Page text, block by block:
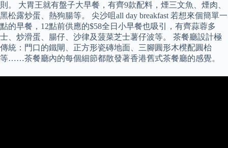
則。 大胃王就有盤子大早餐，有齊9款配料，煙三文魚、煙肉、
黑松露炒蛋、熱狗腸等。 尖沙咀all day breakfast 若想來個簡單一
點的早餐，12點前供應的$58全日小早餐也吸引，有齊蒜蓉多
士、炒滑蛋、腸仔、沙律及菠菜芝士薯仔波等。 茶餐廳設計極
傳統：門口的鐵閘、正方形瓷磚地面、三腳圓形木櫈配圓枱
等……茶餐廳內的每個細節都散發著香港舊式茶餐廳的感覺。